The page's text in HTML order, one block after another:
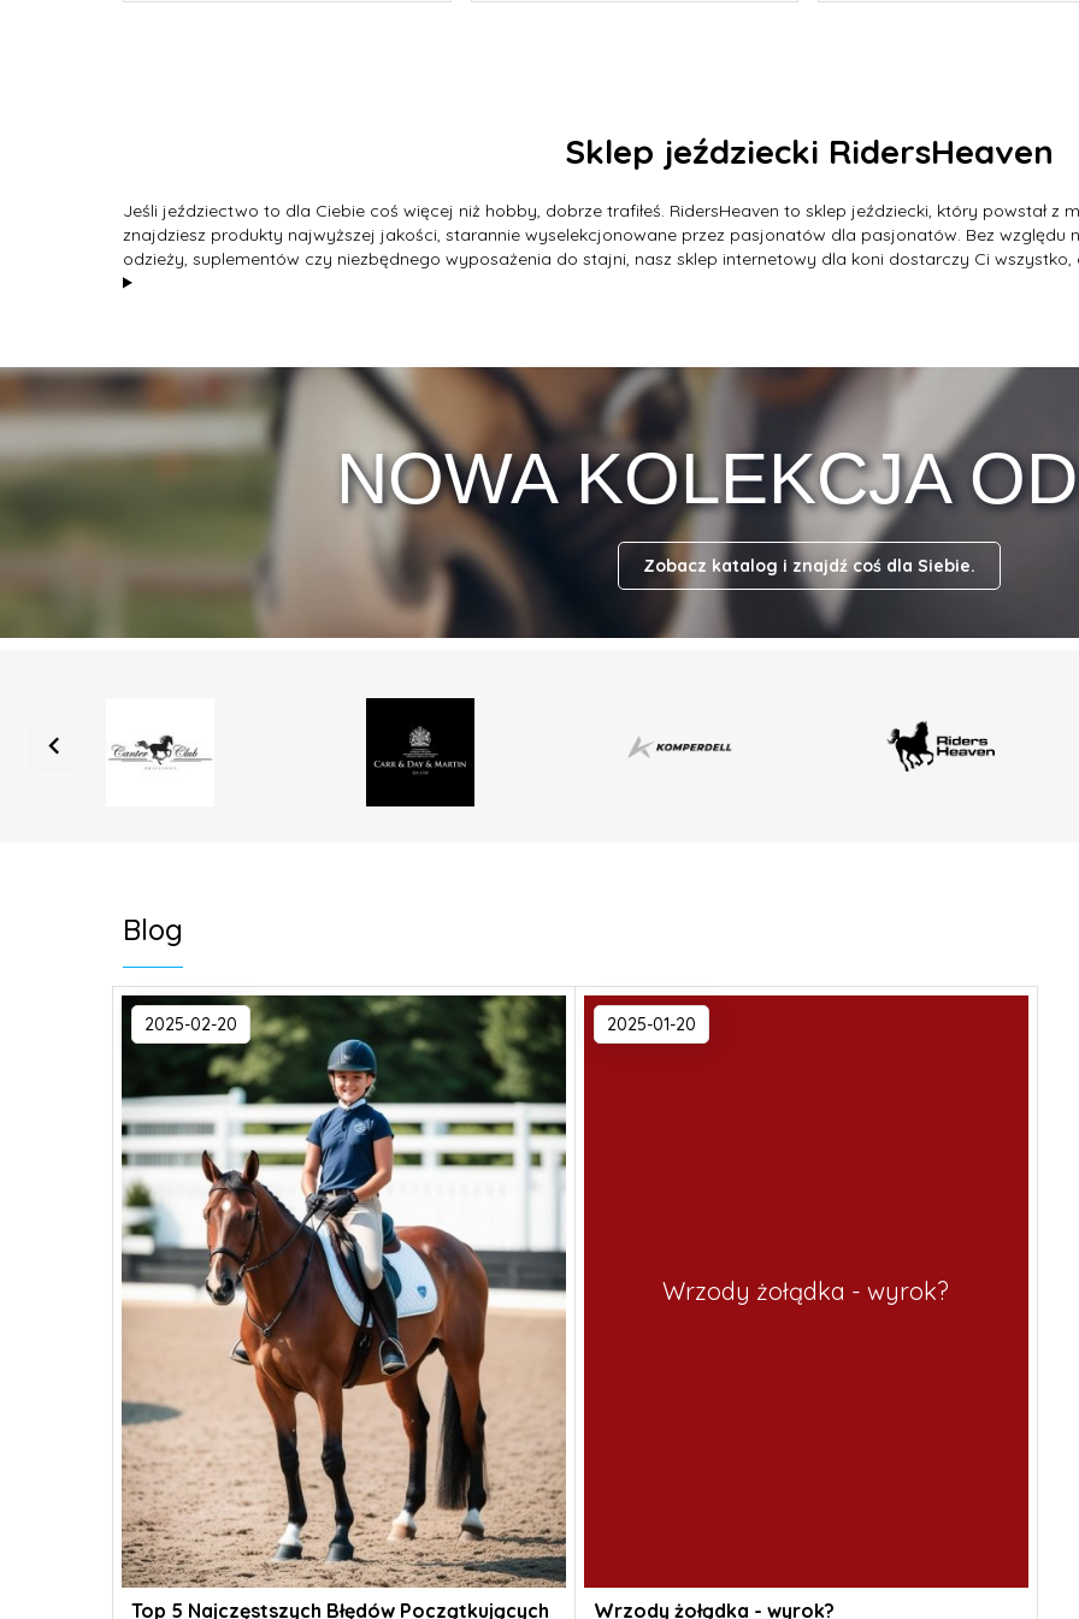
Sklep jeździecki RidersHeaven
Jeśli jeździectwo to dla Ciebie coś więcej niż hobby, dobrze trafiłeś. RidersHeaven to sklep jeździecki, który powstał z
znajdziesz produkty najwyższej jakości, starannie wyselekcjonowane przez pasjonatów dla pasjonatów. Bez względu
odzieży, suplementów czy niezbędnego wyposażenia do stajni, nasz sklep internetowy dla koni dostarczy Ci
NOWA KOLEKCJA
Zobacz katalog i znajdź coś dla Siebie.
Blog
2025-02-20
Top 5 Najczęstszych Błędów Początkujących
Wrzody żołądka - wyrok?
2025-01-20
Wrzody żołądka - wyrok?